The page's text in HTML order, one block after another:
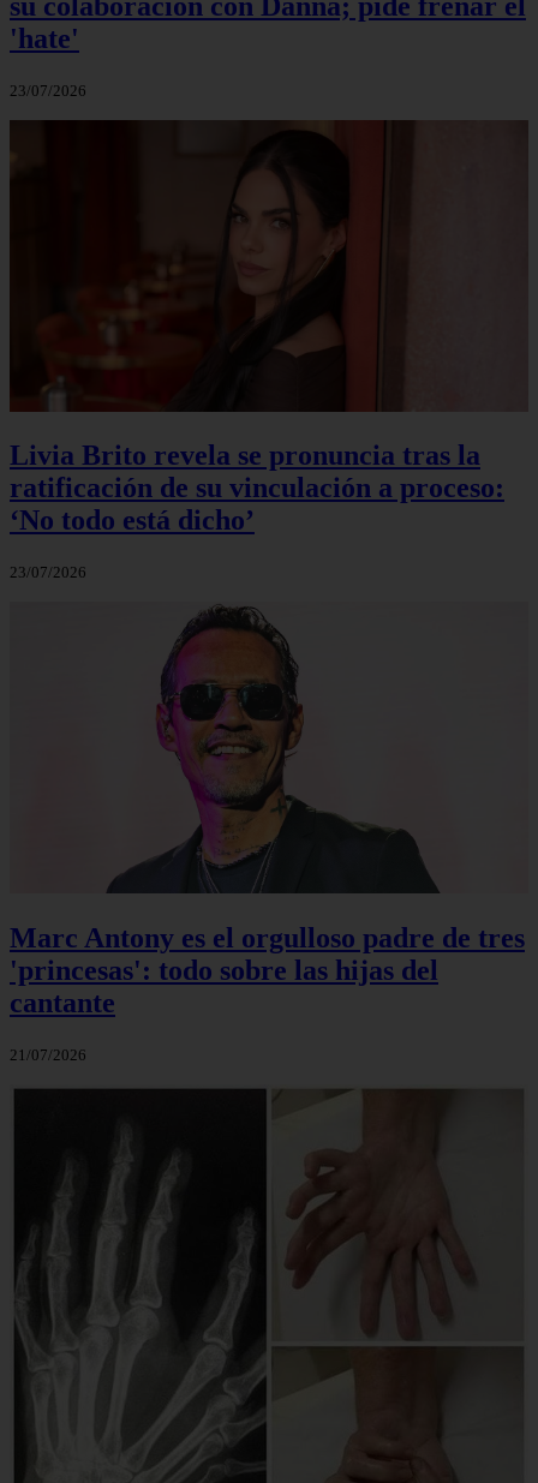
'hate'
23/07/2026
Livia Brito revela se pronuncia tras la
ratificación de su vinculación a proceso:
‘No todo está dicho’
23/07/2026
Marc Antony es el orgulloso padre de tres
'princesas': todo sobre las hijas del
cantante
21/07/2026